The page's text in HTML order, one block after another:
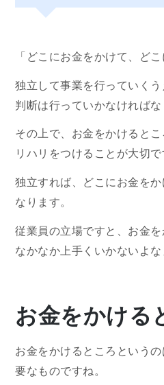
「どこにお金をかけて、ど
独立して事業を行っていく
判断は行っていかなければな
その上で、お金をかけると
リハリをつけることが大切で
独立すれば、どこにお金を
なります。
従業員の立場ですと、お金
なかなか上手くいかないよな
お金をかける
お金をかけるところという
要なものですね。